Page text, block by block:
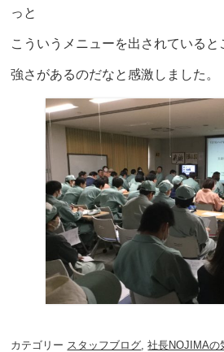
っと
こういうメニューを出されている
強さがあるのだなと感激しました。
カテゴリー スタッフブログ ,社長NOJIMAの